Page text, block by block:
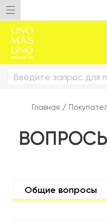
Главная /
Общие вопросы